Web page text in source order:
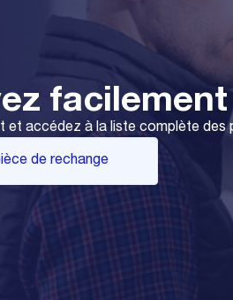
et accédez à la liste complète des
de rechange